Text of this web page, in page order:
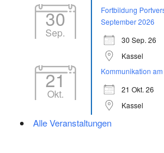
30
Sep.
Fortbildung
September 2026
30 Sep. 26
Kassel
21
Okt.
Kommunikation
21 Okt. 26
Kassel
Alle Veranstaltungen